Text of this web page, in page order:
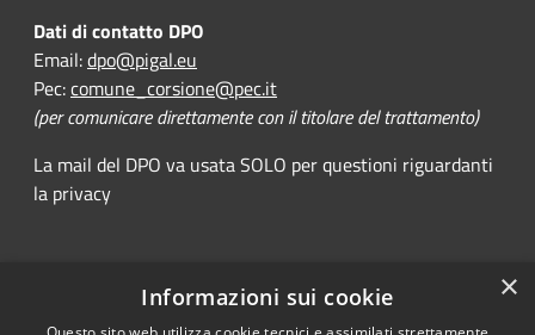
Dati di contatto DPO
Email:dpo@pigal.eu
Pec:comune_corsione@pec.it
(per comunicare direttamente con il titolare del trattamento)
La mail del DPO va usata SOLO per questioni riguardanti
la privacy
Comune convenzionato
×
Informazioni sui cookie